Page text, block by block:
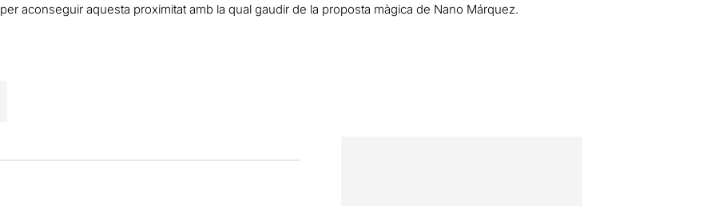
per aconseguir aquesta proximitat amb la qual gaudir de la proposta màgica de Nano Márquez.